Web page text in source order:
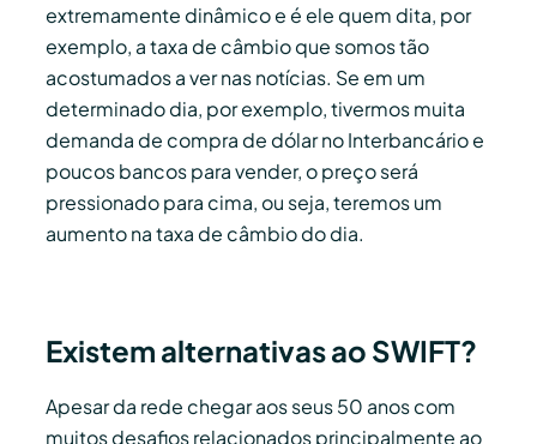
extremamente dinâmico e é ele quem dita, por
exemplo, a taxa de câmbio que somos tão
acostumados a ver nas notícias. Se em um
determinado dia, por exemplo, tivermos muita
demanda de compra de dólar no Interbancário e
poucos bancos para vender, o preço será
pressionado para cima, ou seja, teremos um
aumento na taxa de câmbio do dia.
Existem alternativas ao SWIFT?
Apesar da rede chegar aos seus 50 anos com
muitos desafios relacionados principalmente ao